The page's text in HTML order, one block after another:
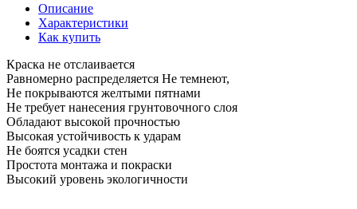
Описание
Характеристики
Как купить
Краска не отслаивается
Равномерно распределяется Не темнеют,
Не покрываются желтыми пятнами
Не требует нанесения грунтовочного слоя
Обладают высокой прочностью
Высокая устойчивость к ударам
Не боятся усадки стен
Простота монтажа и покраски
Высокий уровень экологичности